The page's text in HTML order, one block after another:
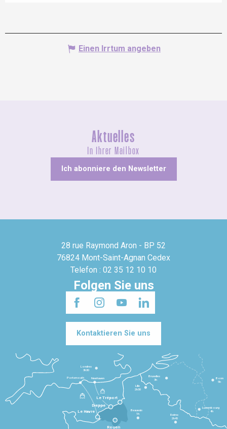
Einen Irrtum angeben
Aktuelles
In Ihrer Mailbox
Ich abonniere den Newsletter
28 rue Raymond Aron - BP 52
76824 Mont-Saint-Agnan Cedex
Telefon : 02 35 12 10 10
Folgen Sie uns
Kontaktieren Sie uns
Le Havre
Dieppe
Le Tréport
Beauvais
1h
Reims
2h45
Lille
2h30
Bruxelles
3h
Londres
3h30
Newhaven
Portsmouth
Bonn
5h
Luxembourg
4h
Rouen